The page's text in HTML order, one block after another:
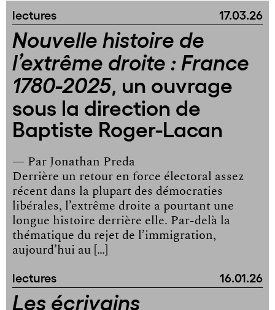
lectures 17.03.26
Nouvelle histoire de
l’extrême droite : France
1780-2025, un ouvrage
sous la direction de
Baptiste Roger-Lacan
— Par Jonathan Preda
Derrière un retour en force électoral assez
récent dans la plupart des démocraties
libérales, l’extrême droite a pourtant une
longue histoire derrière elle. Par-delà la
thématique du rejet de l’immigration,
aujourd’hui au […]
lectures 16.01.26
Les écrivains